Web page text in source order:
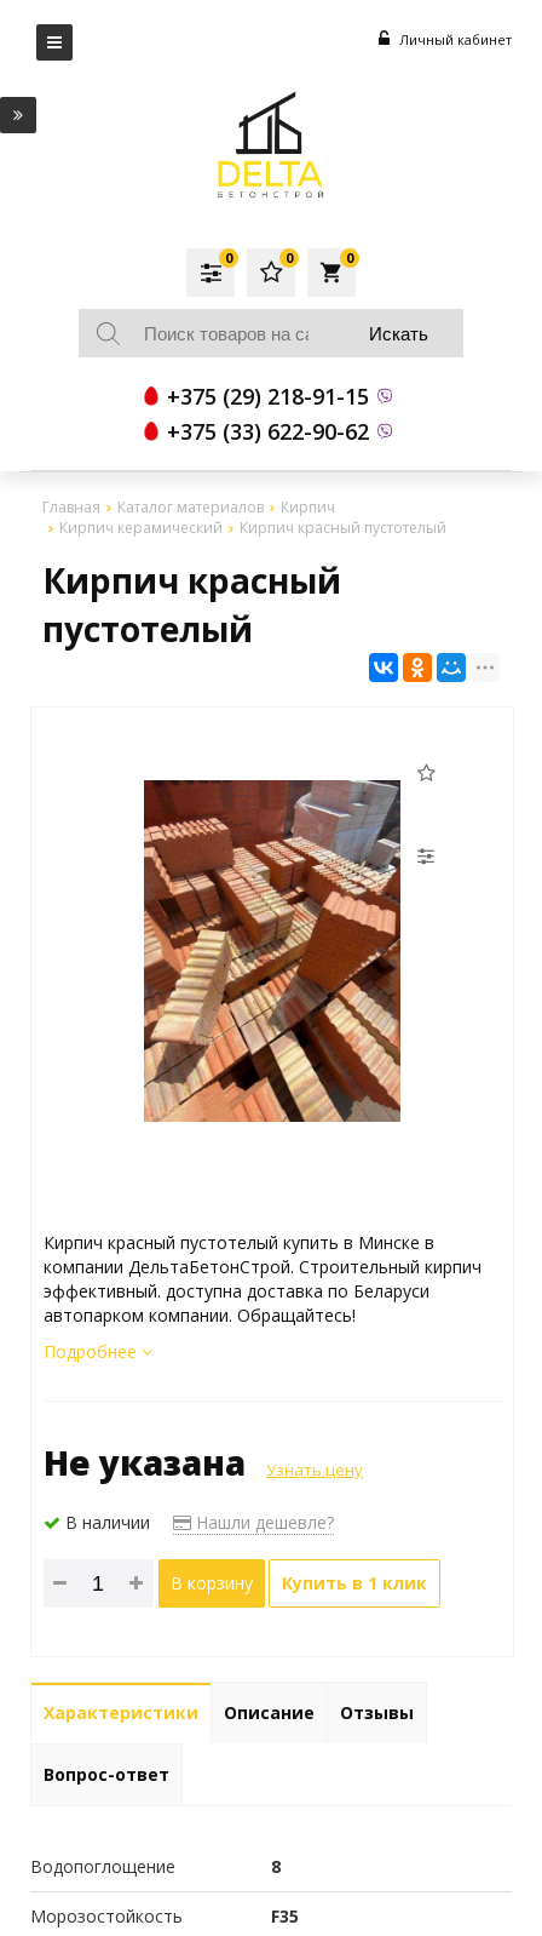
Личный кабинет
local_grocery_store
0
0
0
+375 (29) 218-91-15
+375 (33) 622-90-62
Главная Каталог материалов
Кирпич
Кирпич керамический
Кирпич красный пустотелый
Кирпич красный
пустотелый
Кирпич красный пустотелый купить в Минске в
компании ДельтаБетонСтрой. Строительный кирпич
эффективный. доступна доставка по Беларуси
автопарком компании. Обращайтесь!
Подробнее
Не указана Узнать цену
В наличии Нашли дешевле?
В корзину Купить в 1 клик
Характеристики Описание Отзывы
Вопрос-ответ
Водопоглощение 8
Морозостойкость F35